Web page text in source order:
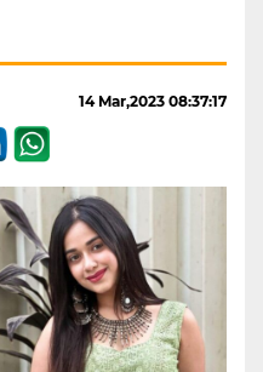
14 Mar,2023 08:37:17